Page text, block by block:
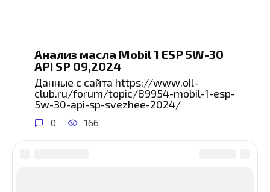
Анализ масла Mobil 1 ESP 5W-30
API SP 09,2024
Данные с сайта https://www.oil-
club.ru/forum/topic/89954-mobil-1-esp-
5w-30-api-sp-svezhee-2024/
0 166